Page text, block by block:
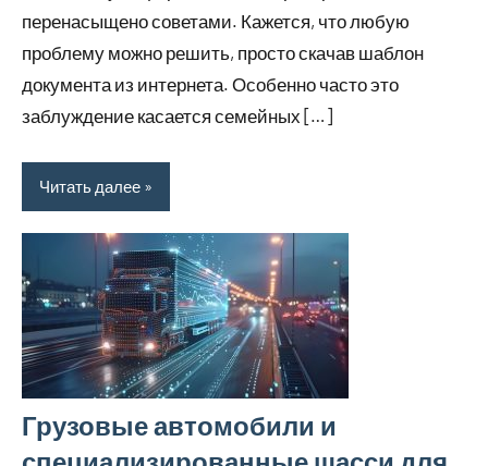
перенасыщено советами. Кажется, что любую
проблему можно решить, просто скачав шаблон
документа из интернета. Особенно часто это
заблуждение касается семейных […]
Читать далее
Грузовые автомобили и